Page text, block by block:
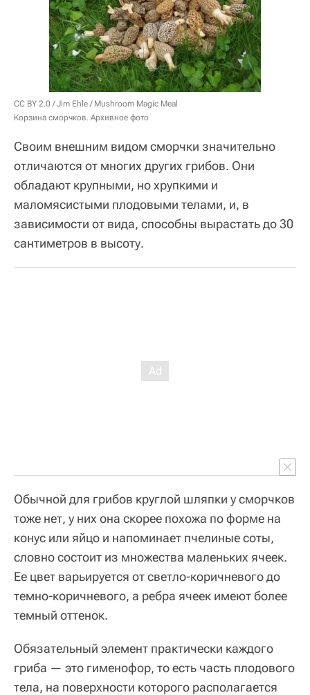
CC BY 2.0 /Jim Ehle / Mushroom Magic Meal
Корзина сморчков. Архивное фото
Своим внешним видом сморчки значительно
отличаются от многих других грибов. Они
обладают крупными, но хрупкими и
маломясистыми плодовыми телами, и, в
зависимости от вида, способны вырастать до 30
сантиметров в высоту.
Обычной для грибов круглой шляпки у сморчков
тоже нет, у них она скорее похожа по форме на
конус или яйцо и напоминает пчелиные соты,
словно состоит из множества маленьких ячеек.
Ее цвет варьируется от светло-коричневого до
темно-коричневого, а ребра ячеек имеют более
темный оттенок.
Обязательный элемент практически каждого
гриба — это гименофор, то есть часть плодового
тела, на поверхности которого располагается